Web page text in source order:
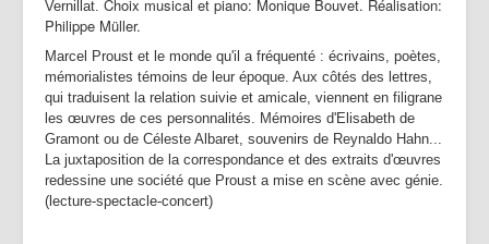
Vernillat. Choix musical et piano: Monique Bouvet. Réalisation:
Philippe Müller.
Marcel Proust et le monde qu'il a fréquenté : écrivains, poètes,
mémorialistes témoins de leur époque. Aux côtés des lettres,
qui traduisent la relation suivie et amicale, viennent en filigrane
les œuvres de ces personnalités. Mémoires d'Elisabeth de
Gramont ou de Céleste Albaret, souvenirs de Reynaldo Hahn...
La juxtaposition de la correspondance et des extraits d'œuvres
redessine une société que Proust a mise en scène avec génie.
(lecture-spectacle-concert)